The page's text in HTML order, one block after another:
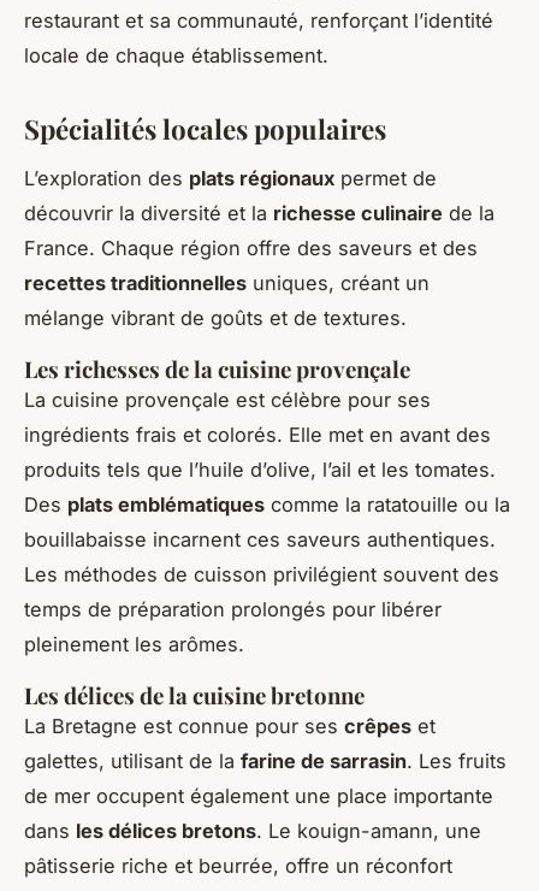
restaurant et sa communauté, renforçant l’identité
locale de chaque établissement.
Spécialités locales populaires
L’exploration des plats régionaux permet de
découvrir la diversité et la richesse culinaire de la
France. Chaque région offre des saveurs et des
recettes traditionnelles uniques, créant un
mélange vibrant de goûts et de textures.
Les richesses de la cuisine provençale
La cuisine provençale est célèbre pour ses
ingrédients frais et colorés. Elle met en avant des
produits tels que l’huile d’olive, l’ail et les tomates.
Des plats emblématiques comme la ratatouille ou la
bouillabaisse incarnent ces saveurs authentiques.
Les méthodes de cuisson privilégient souvent des
temps de préparation prolongés pour libérer
pleinement les arômes.
Les délices de la cuisine bretonne
La Bretagne est connue pour ses crêpes et
galettes, utilisant de la farine de sarrasin. Les fruits
de mer occupent également une place importante
dans les délices bretons. Le kouign-amann, une
pâtisserie riche et beurrée, offre un réconfort